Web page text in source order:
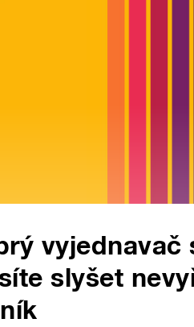
vyjednavač
slyšet